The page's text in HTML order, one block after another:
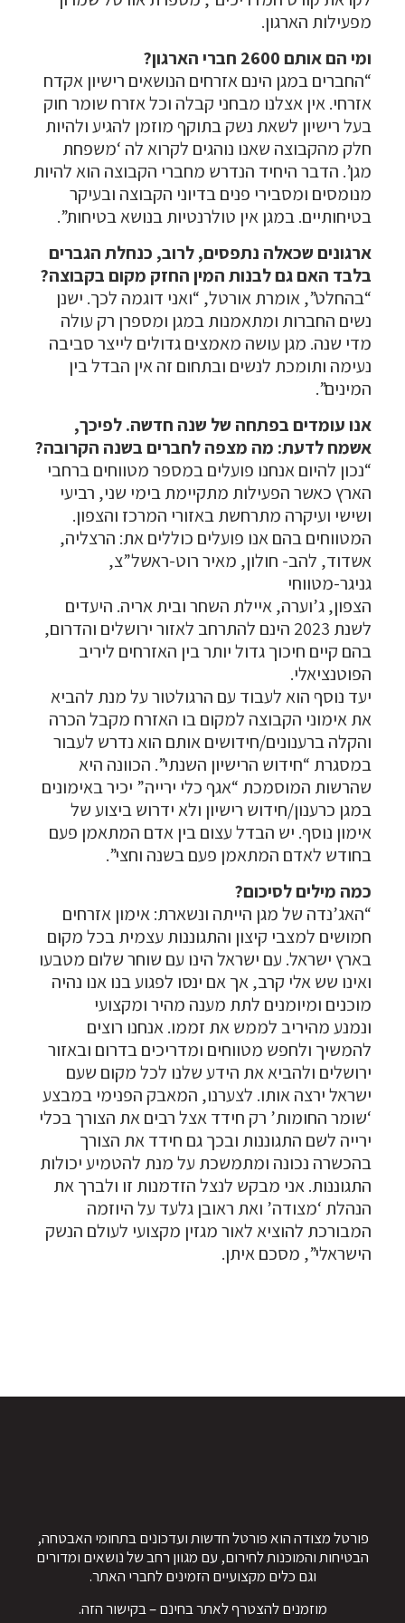
מפעילות הארגון.
ומי הם אותם 2600 חברי הארגון?
“החברים במגן הינם אזרחים הנושאים רישיון אקדח
אזרחי. אין אצלנו מבחני קבלה וכל אזרח שומר חוק
בעל רישיון לשאת נשק בתוקף מוזמן להגיע ולהיות
חלק מהקבוצה שאנו נוהגים לקרוא לה ‘משפחת
מגן’. הדבר היחיד הנדרש מחברי הקבוצה הוא להיות
מנומסים ומסבירי פנים בדיוני הקבוצה ובעיקר
בטיחותיים. במגן אין טולרנטיות בנושא בטיחות”.
ארגונים שכאלה נתפסים, לרוב, כנחלת הגברים
בלבד האם גם לבנות המין החזק מקום בקבוצה?
“בהחלט”, אומרת אורטל, “ואני דוגמה לכך. ישנן
נשים החברות ומתאמנות במגן ומספרן רק עולה
מדי שנה. מגן עושה מאמצים גדולים לייצר סביבה
נעימה ותומכת לנשים ובתחום זה אין הבדל בין
המינים”.
אנו עומדים בפתחה של שנה חדשה. לפיכך,
אשמח לדעת: מה מצפה לחברים בשנה הקרובה?
“נכון להיום אנחנו פועלים במספר מטווחים ברחבי
הארץ כאשר הפעילות מתקיימת בימי שני, רביעי
ושישי ועיקרה מתרחשת באזורי המרכז והצפון.
המטווחים בהם אנו פועלים כוללים את: הרצליה,
אשדוד, להב- חולון, מאיר רוט-ראשל”צ,
גניגר-מטווחי
הצפון, ג’וערה, איילת השחר ובית אריה. היעדים
לשנת 2023 הינם להתרחב לאזור ירושלים והדרום,
בהם קיים חיכוך גדול יותר בין האזרחים ליריב
הפוטנציאלי.
יעד נוסף הוא לעבוד עם הרגולטור על מנת להביא
את אימוני הקבוצה למקום בו האזרח מקבל הכרה
והקלה ברענונים/חידושים אותם הוא נדרש לעבור
במסגרת “חידוש הרישיון השנתי”. הכוונה היא
שהרשות המוסמכת “אגף כלי ירייה” יכיר באימונים
במגן כרענון/חידוש רישיון ולא ידרוש ביצוע של
אימון נוסף. יש הבדל עצום בין אדם המתאמן פעם
בחודש לאדם המתאמן פעם בשנה וחצי”.
כמה מילים לסיכום?
“האג’נדה של מגן הייתה ונשארת: אימון אזרחים
חמושים למצבי קיצון והתגוננות עצמית בכל מקום
בארץ ישראל. עם ישראל הינו עם שוחר שלום מטבעו
ואינו שש אלי קרב, אך אם ינסו לפגוע בנו אנו נהיה
מוכנים ומיומנים לתת מענה מהיר ומקצועי
ונמנע מהיריב לממש את זממו. אנחנו רוצים
להמשיך ולחפש מטווחים ומדריכים בדרום ובאזור
ירושלים ולהביא את הידע שלנו לכל מקום שעם
ישראל ירצה אותו. לצערנו, המאבק הפנימי במבצע
‘שומר החומות’ רק חידד אצל רבים את הצורך בכלי
ירייה לשם התגוננות ובכך גם חידד את הצורך
בהכשרה נכונה ומתמשכת על מנת להטמיע יכולות
התגוננות. אני מבקש לנצל הזדמנות זו ולברך את
הנהלת ‘מצודה’ ואת ראובן גלעד על היוזמה
המבורכת להוציא לאור מגזין מקצועי לעולם הנשק
הישראלי”, מסכם איתן.
פורטל מצודה הוא פורטל חדשות ועדכונים בתחומי האבטחה,
הבטיחות והמוכנות לחירום, עם מגוון רחב של נושאים ומדורים
וגם כלים מקצועיים הזמינים לחברי האתר.
מוזמנים להצטרף לאתר בחינם – בקישור הזה.